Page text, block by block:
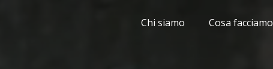
Chi siamo Cosa facciamo